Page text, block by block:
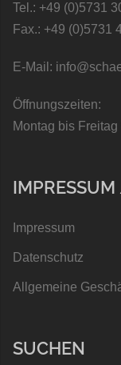
Tel.: +49 (0)5731
Fax.: +49 (0)5731
E-Mail:
Öffnungszeiten:
Montag bis
Impressum
Datenschutz
Allgemeine
SUCHEN